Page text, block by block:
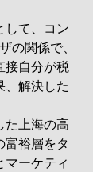
して、コン
の関係で、
接自分が税
、解決した
た上海の高
富裕層をタ
マーケティ